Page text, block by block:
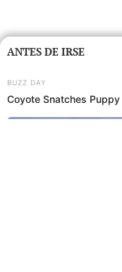
ANTES DE IRSE